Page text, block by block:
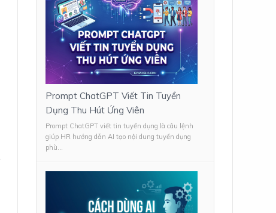
Prompt ChatGPT Viết Tin Tuyển
Dụng Thu Hút Ứng Viên
Prompt ChatGPT viết tin tuyển dụng là câu lệnh
giúp HR hướng dẫn AI tạo nội dung tuyển dụng
phù...